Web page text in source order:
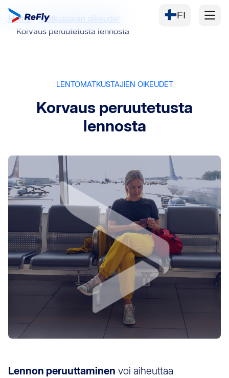
FI
Home
Matkustajan oikeudet
Korvaus peruutetusta lennosta
LENTOMATKUSTAJIEN OIKEUDET
Korvaus peruutetusta
lennosta
Lennon peruuttaminen voi aiheuttaa